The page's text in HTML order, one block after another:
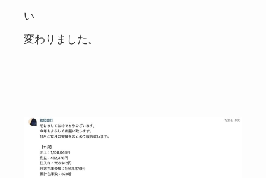
い
変わりました。